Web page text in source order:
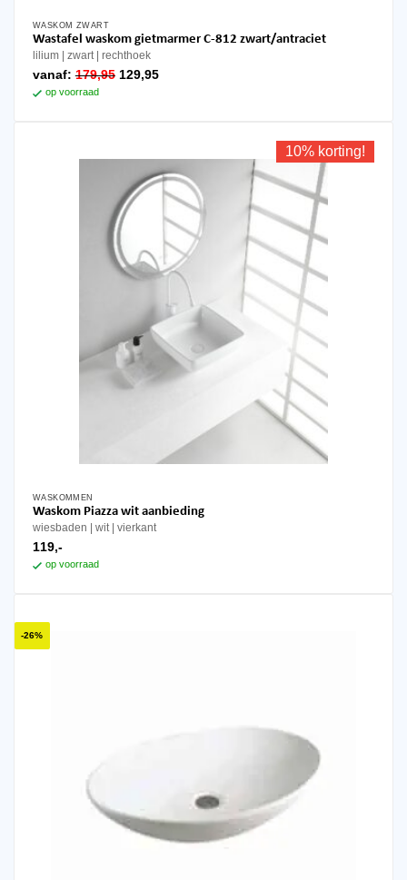
WASKOM ZWART
Wastafel waskom gietmarmer C-812 zwart/antraciet
lilium zwart rechthoek
vanaf:179,95 oorspronkelijke
129,95huidige
op voorraad
10% korting!
WASKOMMEN
Waskom Piazza wit aanbieding
wiesbaden wit vierkant
119,-
op voorraad
-26%